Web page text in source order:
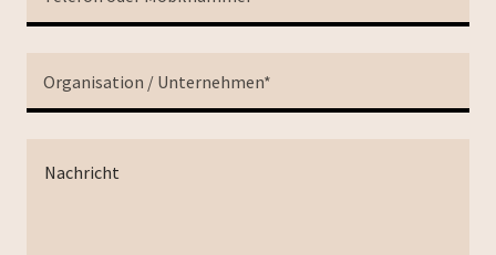
Organisation / Unternehmen*